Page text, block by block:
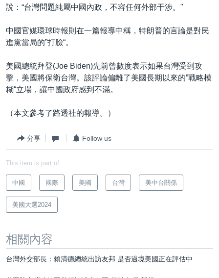
說：“台灣問題純屬中國內政，不容任何外部干涉。"
中國官媒環球時報則在一篇報導中稱，特朗普的言論是對民
進黨當局的”打臉“。
美國總統拜登(Joe Biden)先前曾數度表示如果台灣受到攻
擊，美國將保衛台灣。該評論偏離了美國長期以來的”戰略模
糊“立場，讓中國政府感到不滿。
（本文參考了路透社的報導。）
分享 Follow us
This item is part of
中國 國際 美國 台灣 美中台關係
美國大選2024
相關內容
台灣外交部長：賴清德總統出訪友邦 是否過境美國正在評估中